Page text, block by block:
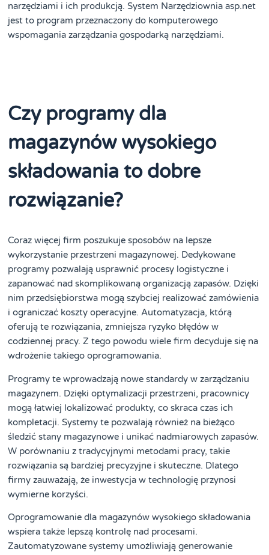
narzędziami i ich produkcją. System Narzędziownia asp.net
jest to program przeznaczony do komputerowego
wspomagania zarządzania gospodarką narzędziami.
Czy programy dla
magazynów wysokiego
składowania to dobre
rozwiązanie?
Coraz więcej firm poszukuje sposobów na lepsze
wykorzystanie przestrzeni magazynowej. Dedykowane
programy pozwalają usprawnić procesy logistyczne i
zapanować nad skomplikowaną organizacją zapasów. Dzięki
nim przedsiębiorstwa mogą szybciej realizować zamówienia
i ograniczać koszty operacyjne. Automatyzacja, którą
oferują te rozwiązania, zmniejsza ryzyko błędów w
codziennej pracy. Z tego powodu wiele firm decyduje się na
wdrożenie takiego oprogramowania.
Programy te wprowadzają nowe standardy w zarządzaniu
magazynem. Dzięki optymalizacji przestrzeni, pracownicy
mogą łatwiej lokalizować produkty, co skraca czas ich
kompletacji. Systemy te pozwalają również na bieżąco
śledzić stany magazynowe i unikać nadmiarowych zapasów.
W porównaniu z tradycyjnymi metodami pracy, takie
rozwiązania są bardziej precyzyjne i skuteczne. Dlatego
firmy zauważają, że inwestycja w technologię przynosi
wymierne korzyści.
Oprogramowanie dla magazynów wysokiego składowania
wspiera także lepszą kontrolę nad procesami.
Zautomatyzowane systemy umożliwiają generowanie